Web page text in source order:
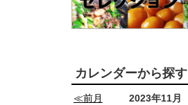
カレンダーから探す
≪前月 2023年11月